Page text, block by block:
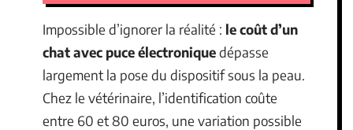
Impossible d’ignorer la réalité : le coût d’un
chat avec puce électroniquedépasse
largement la pose du dispositif sous la peau.
Chez le vétérinaire, l’identification coûte
entre 60 et 80 euros, une variation possible